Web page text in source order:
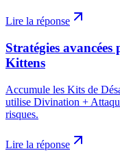
Lire la réponse
Stratégies
Kittens
Accumule les Kits de
utilise Divination +
risques.
Lire la réponse